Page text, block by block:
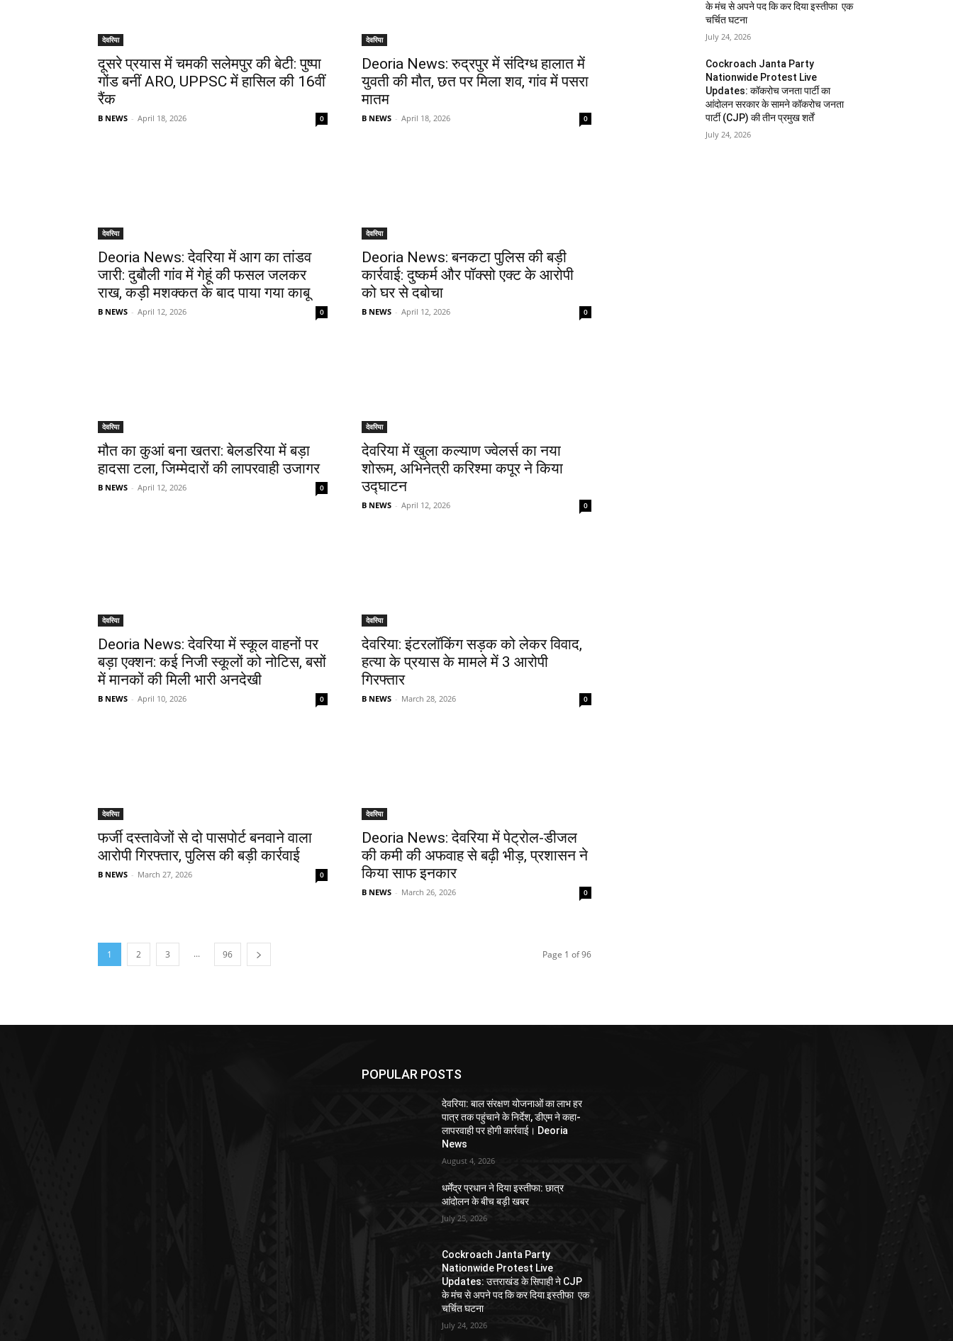
देवरिया
दूसरे प्रयास में चमकी सलेमपुर की बेटी: पुष्पा
गोंड बनीं ARO, UPPSC में हासिल की 16वीं
रैंक
B NEWS - April 18, 2026 0
देवरिया
Deoria News: रुद्रपुर में संदिग्ध हालात में
युवती की मौत, छत पर मिला शव, गांव में पसरा
मातम
B NEWS - April 18, 2026 0
देवरिया
Deoria News: देवरिया में आग का तांडव
जारी: दुबौली गांव में गेहूं की फसल जलकर
राख, कड़ी मशक्कत के बाद पाया गया काबू
B NEWS - April 12, 2026 0
देवरिया
Deoria News: बनकटा पुलिस की बड़ी
कार्रवाई: दुष्कर्म और पॉक्सो एक्ट के आरोपी
को घर से दबोचा
B NEWS - April 12, 2026 0
देवरिया
मौत का कुआं बना खतरा: बेलडरिया में बड़ा
हादसा टला, जिम्मेदारों की लापरवाही उजागर
B NEWS - April 12, 2026 0
देवरिया
देवरिया में खुला कल्याण ज्वेलर्स का नया
शोरूम, अभिनेत्री करिश्मा कपूर ने किया
उद्घाटन
B NEWS - April 12, 2026 0
देवरिया
Deoria News: देवरिया में स्कूल वाहनों पर
बड़ा एक्शन: कई निजी स्कूलों को नोटिस, बसों
में मानकों की मिली भारी अनदेखी
B NEWS - April 10, 2026 0
देवरिया
देवरिया: इंटरलॉकिंग सड़क को लेकर विवाद,
हत्या के प्रयास के मामले में 3 आरोपी
गिरफ्तार
B NEWS - March 28, 2026 0
देवरिया
फर्जी दस्तावेजों से दो पासपोर्ट बनवाने वाला
आरोपी गिरफ्तार, पुलिस की बड़ी कार्रवाई
B NEWS - March 27, 2026 0
देवरिया
Deoria News: देवरिया में पेट्रोल-डीजल
की कमी की अफवाह से बढ़ी भीड़, प्रशासन ने
किया साफ इनकार
B NEWS - March 26, 2026 0
1 2 3 ... 96 Page 1 of 96
के मंच से अपने पद कि कर दिया इस्तीफा एक
चर्चित घटना
July 24, 2026
Cockroach Janta Party
Nationwide Protest Live
Updates: कॉकरोच जनता पार्टी का
आंदोलन सरकार के सामने कॉकरोच जनता
पार्टी (CJP) की तीन प्रमुख शर्तें
July 24, 2026
POPULAR POSTS
देवरिया: बाल संरक्षण योजनाओं का लाभ हर
पात्र तक पहुंचाने के निर्देश, डीएम ने कहा-
लापरवाही पर होगी कार्रवाई। Deoria
News
August 4, 2026
धर्मेंद्र प्रधान ने दिया इस्तीफा: छात्र
आंदोलन के बीच बड़ी खबर
July 25, 2026
Cockroach Janta Party
Nationwide Protest Live
Updates: उत्तराखंड के सिपाही ने CJP
के मंच से अपने पद कि कर दिया इस्तीफा एक
चर्चित घटना
July 24, 2026